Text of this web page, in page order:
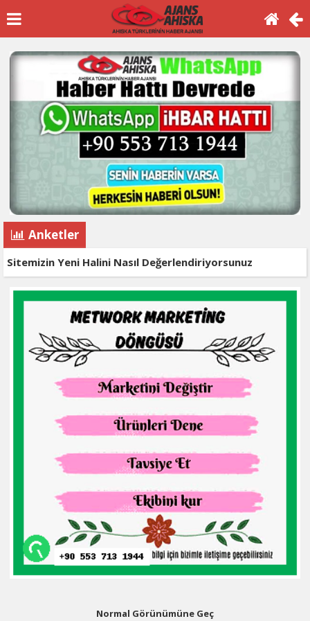
Anketler
Sitemizin Yeni Halini Nasıl Değerlendiriyorsunuz
Normal Görünümüne Geç